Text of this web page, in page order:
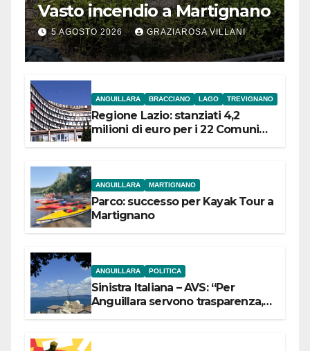
Vasto incendio a Martignano
5 AGOSTO 2026 GRAZIAROSA VILLANI
ANGUILLARA BRACCIANO LAGO TREVIGNANO
Regione Lazio: stanziati 4,2
milioni di euro per i 22 Comuni
ANGUILLARA MARTIGNANO
Parco: successo per Kayak Tour a
Martignano
ANGUILLARA POLITICA
Sinistra Italiana – AVS: “Per
Anguillara servono trasparenza,